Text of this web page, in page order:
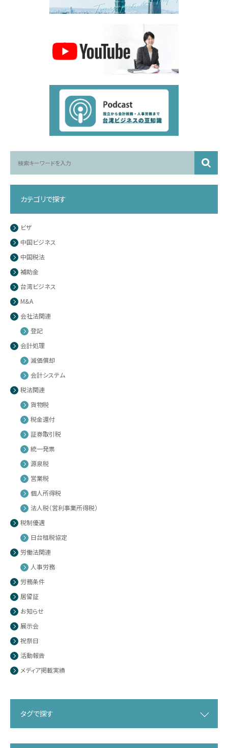
カテゴリで探す
ビザ
中国ビジネス
中国税法
補助金
台湾ビジネス
M&A
会社法関連
登記
会計処理
減価償却
会計システム
税法関連
貨物税
税金還付
証券取引税
統一発票
源泉税
営業税
個人所得税
法人税（営利事業所得税）
税制優遇
日台租税協定
労働法関連
人事労務
労務条件
居留証
お知らせ
展示会
祝祭日
活動報告
メディア掲載実績
タグで探す